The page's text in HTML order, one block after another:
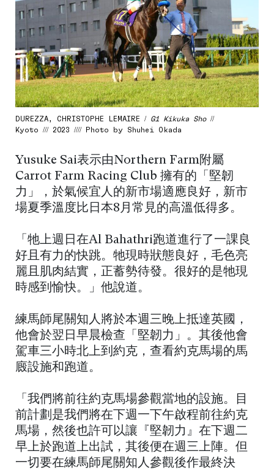
DUREZZA, CHRISTOPHE LEMAIRE / G1 Kikuka Sho//
Kyoto /// 2023 //// Photo by Shuhei Okada
Yusuke Sai表示由Northern Farm附屬
Carrot Farm Racing Club 擁有的「堅韌
力」，於氣候宜人的新市場適應良好，新市
場夏季溫度比日本8月常見的高溫低得多。
「牠上週日在Al Bahathri跑道進行了一課良
好且有力的快跳。牠現時狀態良好，毛色亮
麗且肌肉結實，正蓄勢待發。很好的是牠現
時感到愉快。」他說道。
練馬師尾關知人將於本週三晚上抵達英國，
他會於翌日早晨檢查「堅韌力」。其後他會
駕車三小時北上到約克，查看約克馬場的馬
廄設施和跑道。
「我們將前往約克馬場參觀當地的設施。目
前計劃是我們將在下週一下午啟程前往約克
馬場，然後也許可以讓『堅韌力』在下週二
早上於跑道上出試，其後便在週三上陣。但
一切要在練馬師尾關知人參觀後作最終決